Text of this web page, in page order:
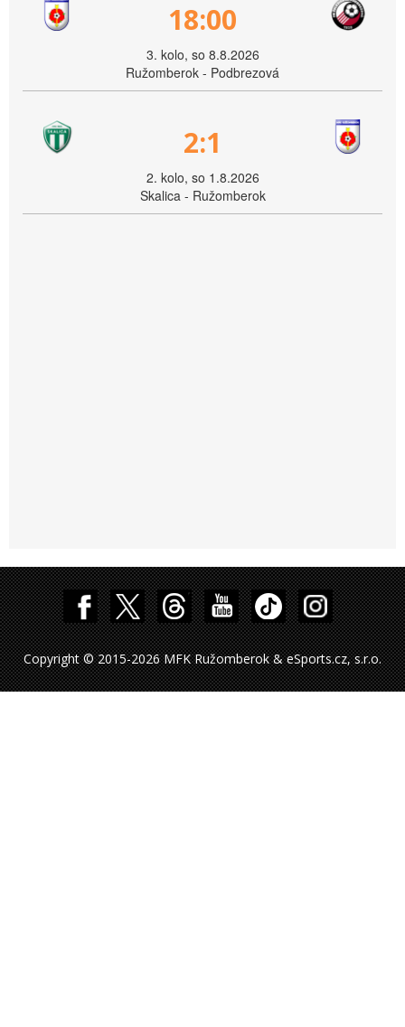
18:00
3. kolo, so 8.8.2026
Ružomberok - Podbrezová
2:1
2. kolo, so 1.8.2026
Skalica - Ružomberok
Copyright © 2015-2026 MFK Ružomberok & eSports.cz, s.r.o.